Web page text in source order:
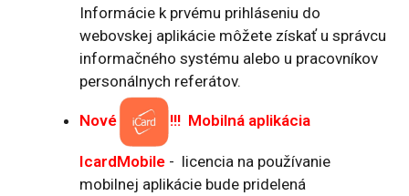
Informácie k prvému prihláseniu do
webovskej aplikácie môžete získať u správcu
informačného systému alebo u pracovníkov
personálnych referátov.
Nové !!! Mobilná aplikácia
IcardMobile - licencia na používanie
mobilnej aplikácie bude pridelená